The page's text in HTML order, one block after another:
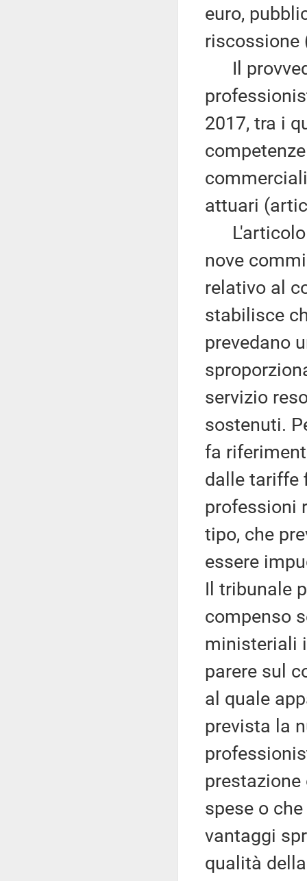
euro,
riscossione
Il
2017, tra i
attuari
L'articolo
nove
relativo al
stabilisce
prevedano
servizio
sostenuti.
fa
dalle tariffe
professioni
tipo, che
essere
Il tribunale
compenso
ministeriali
parere sul
al quale
prevista la
spese o
vantaggi
qualità